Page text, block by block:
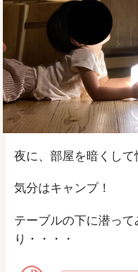
夜に、部屋を暗くして
気分はキャンプ！
テーブルの下に潜っ
り・・・・